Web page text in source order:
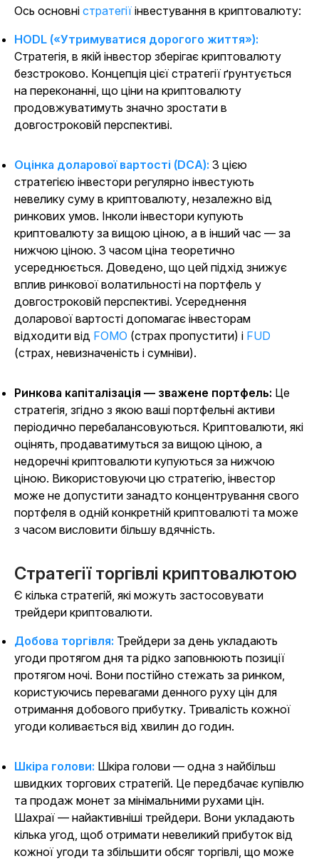
Ось основні стратегії інвестування в криптовалюту:
HODL («Утримуватися дорогого життя»):
Стратегія, в якій інвестор зберігає криптовалюту
безстроково. Концепція цієї стратегії ґрунтується
на переконанні, що ціни на криптовалюту
продовжуватимуть значно зростати в
довгостроковій перспективі.
Оцінка доларової вартості (DCA): З цією
стратегією інвестори регулярно інвестують
невелику суму в криптовалюту, незалежно від
ринкових умов. Інколи інвестори купують
криптовалюту за вищою ціною, а в інший час — за
нижчою ціною. З часом ціна теоретично
усереднюється. Доведено, що цей підхід знижує
вплив ринкової волатильності на портфель у
довгостроковій перспективі. Усереднення
доларової вартості допомагає інвесторам
відходити від FOMO (страх пропустити) і FUD
(страх, невизначеність і сумніви).
Ринкова капіталізація — зважене портфель: Це
стратегія, згідно з якою ваші портфельні активи
періодично перебалансовуються. Криптовалюти, які
оцінять, продаватимуться за вищою ціною, а
недоречні криптовалюти купуються за нижчою
ціною. Використовуючи цю стратегію, інвестор
може не допустити занадто концентрування свого
портфеля в одній конкретній криптовалюті та може
з часом висловити більшу вдячність.
Стратегії торгівлі криптовалютою
Є кілька стратегій, які можуть застосовувати
трейдери криптовалюти.
Добова торгівля: Трейдери за день укладають
угоди протягом дня та рідко заповнюють позиції
протягом ночі. Вони постійно стежать за ринком,
користуючись перевагами денного руху цін для
отримання добового прибутку. Тривалість кожної
угоди коливається від хвилин до годин.
Шкіра голови: Шкіра голови — одна з найбільш
швидких торгових стратегій. Це передбачає купівлю
та продаж монет за мінімальними рухами цін.
Шахраї — найактивніші трейдери. Вони укладають
кілька угод, щоб отримати невеликий прибуток від
кожної угоди та збільшити обсяг торгівлі, що може